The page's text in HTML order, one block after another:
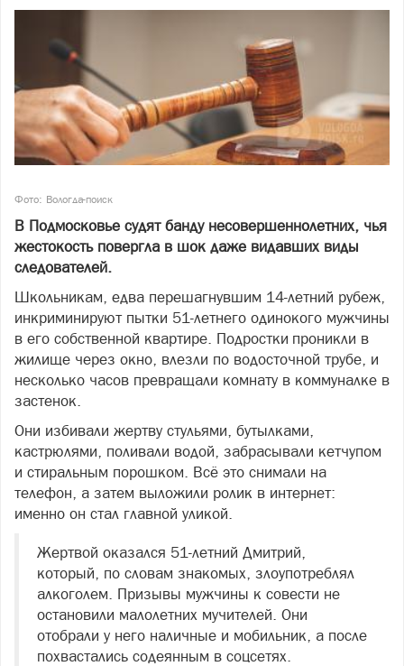
Фото: Вологда-поиск
В Подмосковье судят банду несовершеннолетних, чья
жестокость повергла в шок даже видавших виды
следователей.
Школьникам, едва перешагнувшим 14-летний рубеж,
инкриминируют пытки 51-летнего одинокого мужчины
в его собственной квартире. Подростки проникли в
жилище через окно, влезли по водосточной трубе, и
несколько часов превращали комнату в коммуналке в
застенок.
Они избивали жертву стульями, бутылками,
кастрюлями, поливали водой, забрасывали кетчупом
и стиральным порошком. Всё это снимали на
телефон, а затем выложили ролик в интернет:
именно он стал главной уликой.
Жертвой оказался 51-летний Дмитрий,
который, по словам знакомых, злоупотреблял
алкоголем. Призывы мужчины к совести не
остановили малолетних мучителей. Они
отобрали у него наличные и мобильник, а после
похвастались содеянным в соцсетях.